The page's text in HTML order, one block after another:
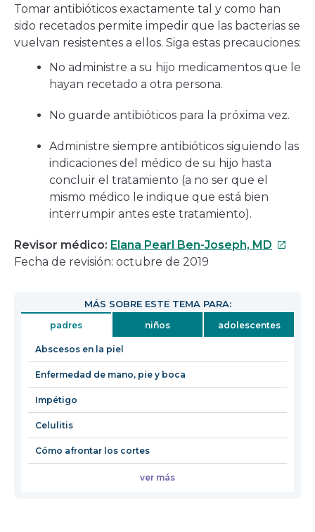
Tomar antibióticos exactamente tal y como han
sido recetados permite impedir que las bacterias se
vuelvan resistentes a ellos. Siga estas precauciones:
No administre a su hijo medicamentos que le
hayan recetado a otra persona.
No guarde antibióticos para la próxima vez.
Administre siempre antibióticos siguiendo las
indicaciones del médico de su hijo hasta
concluir el tratamiento (a no ser que el
mismo médico le indique que está bien
interrumpir antes este tratamiento).
Revisor médico: Elana Pearl Ben-Joseph, MD Este
en
una
Fecha de revisión: octubre de 2019
MÁS SOBRE ESTE TEMA PARA:
padres niños adolescentes
Abscesos en la piel
Enfermedad de mano, pie y boca
Impétigo
Celulitis
Cómo afrontar los cortes
ver más